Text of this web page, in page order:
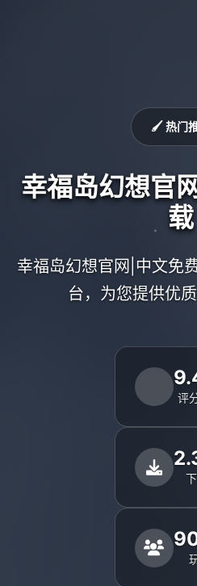
🖌️ 热门
幸福岛幻想官
载
幸福岛幻想官网|中文免
台，为您提供优
评